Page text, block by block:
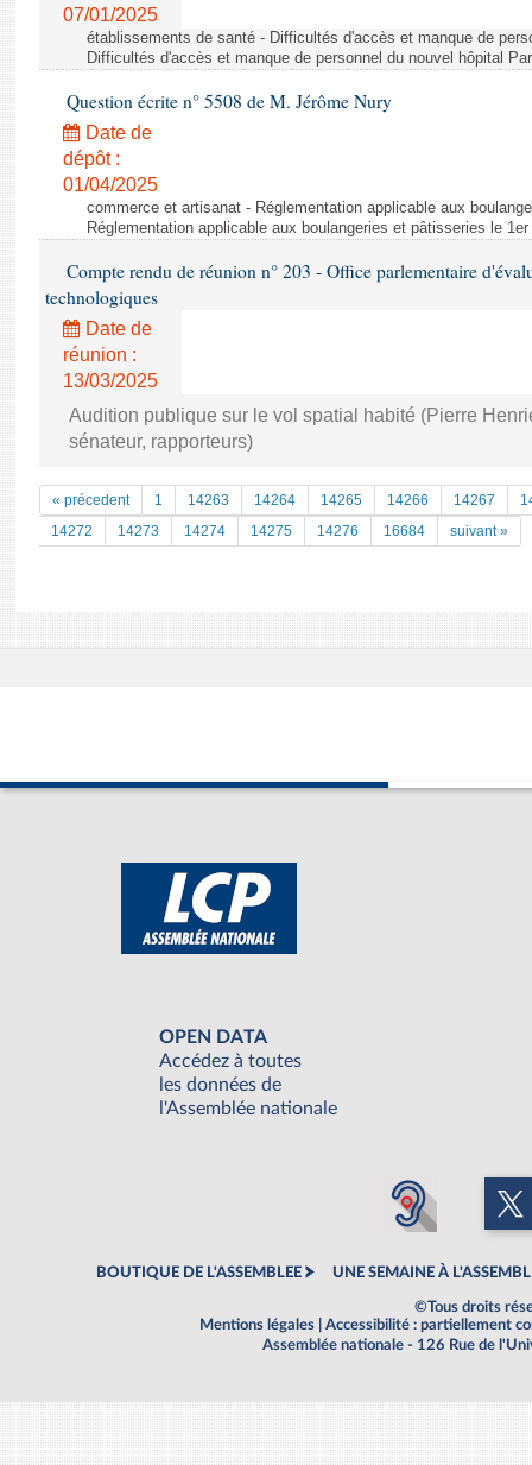
07/01/2025
établissements de santé - Difficultés d'accès et manque de
Difficultés d'accès et manque de personnel du nouvel hôpital
Question écrite n° 5508 de M. Jérôme Nury
Date de
dépôt :
01/04/2025
commerce et artisanat - Réglementation applicable aux
Réglementation applicable aux boulangeries et pâtisseries le 1er
Compte rendu de réunion n° 203 - Office parlementaire
technologiques
Date de
réunion :
13/03/2025
Audition publique sur le vol spatial habité (Pierre
sénateur, rapporteurs)
« précedent 1 14263 14264 14265 14266 14267
14272
14273 14274 14275 14276 16684 suivant »
OPEN DATA
Accédez à toutes
les données de
l'Assemblée nationale
BOUTIQUE DE L'ASSEMBLEE UNE SEMAINE À
©Tous droits
Mentions légales
Accessibilité : partiellement
Assemblée nationale - 126 Rue de